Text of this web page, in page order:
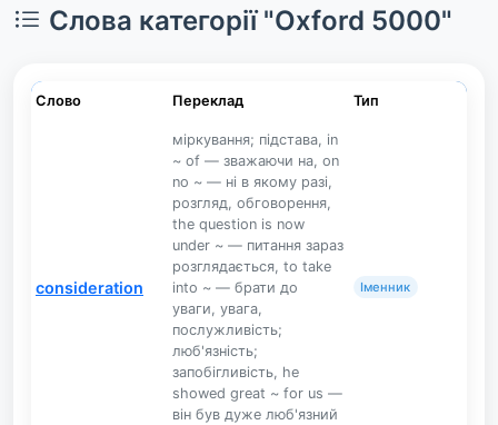
Слова категорії "Oxford 5000"
Слово Переклад Тип
consideration
міркування; підстава, in
~ of — зважаючи на, on
no ~ — ні в якому разі,
розгляд, обговорення,
the question is now
under ~ — питання зараз
розглядається, to take
into ~ — брати до
уваги, увага,
послужливість;
люб'язність;
запобігливість, he
showed great ~ for us —
він був дуже люб'язний
Іменник